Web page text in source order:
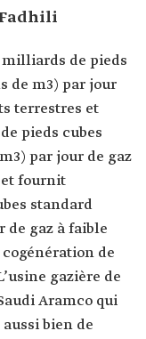
milliards de pieds
de m3) par jour
terrestres et
pieds cubes
par jour de gaz
et fournit
standard
de gaz à faible
de
gazière de
Aramco qui
bien de